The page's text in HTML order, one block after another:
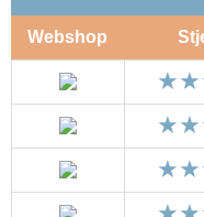
Webshop